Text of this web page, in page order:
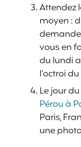
Attendez
moyen :
vous en
du lundi
l’octroi
Le jour
Pérou à
Paris,
une